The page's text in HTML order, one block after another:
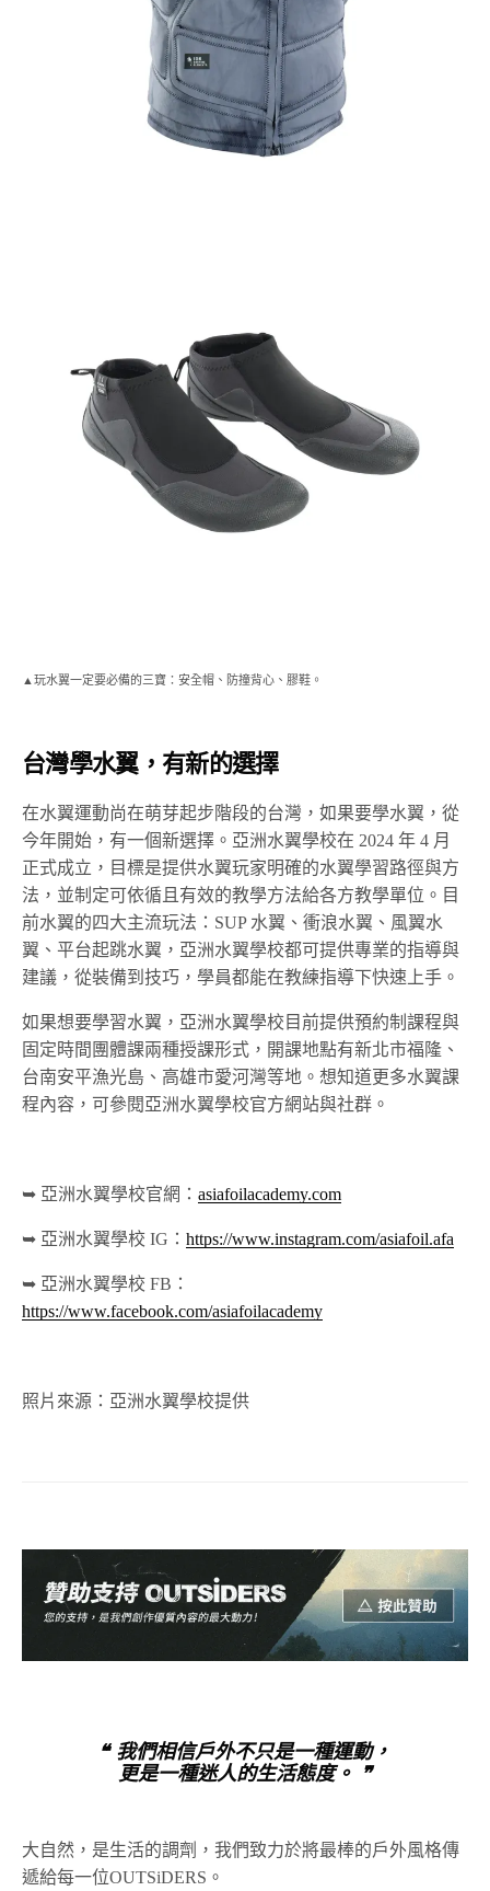
▲玩水翼一定要必備的三寶：安全帽、防撞背心、膠鞋。
台灣學水翼，有新的選擇
在水翼運動尚在萌芽起步階段的台灣，如果要學水翼，從
今年開始，有一個新選擇。亞洲水翼學校在 2024 年 4 月
正式成立，目標是提供水翼玩家明確的水翼學習路徑與方
法，並制定可依循且有效的教學方法給各方教學單位。目
前水翼的四大主流玩法：SUP 水翼、衝浪水翼、風翼水
翼、平台起跳水翼，亞洲水翼學校都可提供專業的指導與
建議 ，從裝備到技巧，學員都能在教練指導下快速上手。
如果想要學習水翼，亞洲水翼學校目前提供預約制課程與
固定時間團體課兩種授課形式，開課地點有新北市福隆、
台南安平漁光島、高雄市愛河灣等地。想知道更多水翼課
程內容，可參閱亞洲水翼學校官方網站與社群。
➥ 亞洲水翼學校官網：asiafoilacademy.com
➥ 亞洲水翼學校 IG：https://www.instagram.com/asiafoil.afa
➥ 亞洲水翼學校 FB：
https://www.facebook.com/asiafoilacademy
照片來源：亞洲水翼學校提供
❝ 我們相信戶外不只是一種運動，
更是一種迷人的生活態度。 ❞
大自然，是生活的調劑，我們致力於將最棒的戶外風格傳
遞給每一位OUTSiDERS。